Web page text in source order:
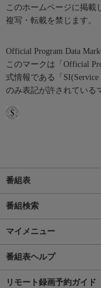
このホームページに掲載
複写・転載を禁じます。
Official Program Data
このマークは「Official
式情報である「
のみ表記が許されている
番組表
番組検索
マイメニュー
番組表ヘルプ
リモート録画予約ガイド